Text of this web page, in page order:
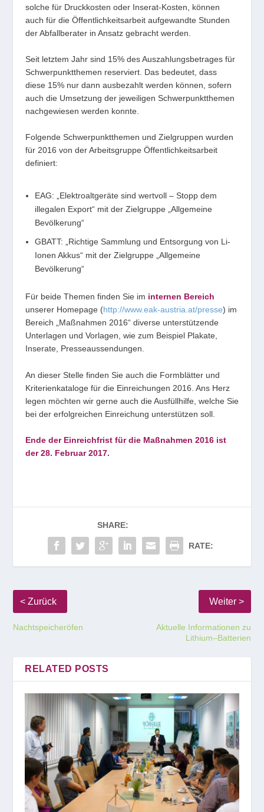
solche für Druckkosten oder Inserat-Kosten, können
auch für die Öffentlichkeitsarbeit aufgewandte Stunden
der Abfallberater in Ansatz gebracht werden.
Seit letztem Jahr sind 15% des Auszahlungsbetrages für
Schwerpunktthemen reserviert. Das bedeutet, dass
diese 15% nur dann ausbezahlt werden können, sofern
auch die Umsetzung der jeweiligen Schwerpunktthemen
nachgewiesen werden konnte.
Folgende Schwerpunktthemen und Zielgruppen wurden
für 2016 von der Arbeitsgruppe Öffentlichkeitsarbeit
definiert:
EAG: „Elektroaltgeräte sind wertvoll – Stopp dem
illegalen Export“ mit der Zielgruppe „Allgemeine
Bevölkerung“
GBATT: „Richtige Sammlung und Entsorgung von Li-
Ionen Akkus“ mit der Zielgruppe „Allgemeine
Bevölkerung“
Für beide Themen finden Sie im internen Bereich
unserer Homepage (http://www.eak-austria.at/presse) im
Bereich „Maßnahmen 2016“ diverse unterstützende
Unterlagen und Vorlagen, wie zum Beispiel Plakate,
Inserate, Presseaussendungen.
An dieser Stelle finden Sie auch die Formblätter und
Kriterienkataloge für die Einreichungen 2016. Ans Herz
legen möchten wir gerne auch die Ausfüllhilfe, welche Sie
bei der erfolgreichen Einreichung unterstützen soll.
Ende der Einreichfrist für die Maßnahmen 2016 ist
der 28. Februar 2017.
SHARE:
RATE:
Nachtspeicheröfen
Aktuelle Informationen zu
Lithium–Batterien
RELATED POSTS